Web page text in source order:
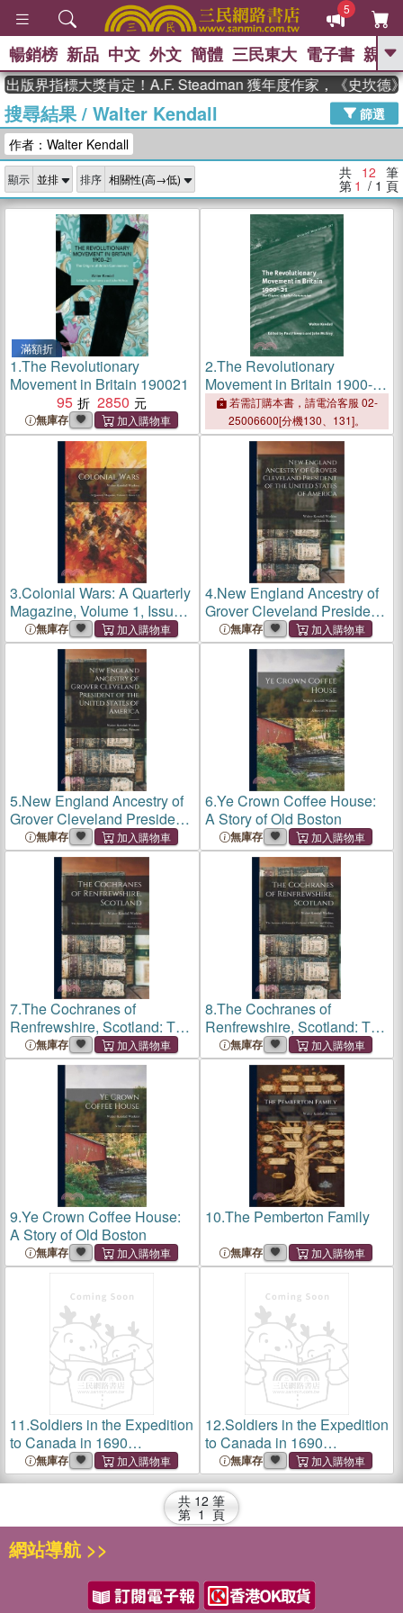
5
GO
熱搜： 東野圭吾 高希均教授回憶錄
、 The Odyssey 、 父親節 、 如果歷
獎 臺灣漫遊錄 、 方念華 、 台灣的李
登輝時代
數學女孩：黎曼猜想 、
偉大的迷走神經
暢銷榜 新品 中文 外文 簡體 三民東大 電子書 親子
版界指標大獎肯定！A.F. Steadman 獲年度作家，《史坎德》
搜尋結果/ Walter Kendall
篩選
作者：Walter Kendall
顯示 排序 共 12 筆
第 1 / 1 頁
滿額折
1.The Revolutionary
Movement in Britain 190021
95
2850
無庫存
2.The Revolutionary
Movement in Britain 1900-
21: The Origins of British
Communism
若需訂購本書，請電洽客服 02-
25006600[分機130、131]。
3.Colonial Wars: A Quarterly
Magazine, Volume 1, Issues
1-4 無庫存
4.New England Ancestry of
Grover Cleveland President
of the United States of
America
無庫存
5.New England Ancestry of
Grover Cleveland President
of the United States of
America
無庫存
6.Ye Crown Coffee House:
A Story of Old Boston
無庫存
7.The Cochranes of
Renfrewshire, Scotland: The
Ancestry of Alexander
Cochrane of Billerica and
Malden, Mass., U.S.a
無庫存
8.The Cochranes of
Renfrewshire, Scotland: The
Ancestry of Alexander
Cochrane of Billerica and
Malden, Mass., U.S.a
無庫存
9.Ye Crown Coffee House:
A Story of Old Boston
無庫存
10.The Pemberton Family
無庫存
11.Soldiers in the Expedition
to Canada in 1690
[microform]: and Grantees of
the Canada Townships
無庫存
12.Soldiers in the Expedition
to Canada in 1690
[microform]: and Grantees of
the Canada Townships
無庫存
共 12 筆
第 1 頁
網站導航 >>